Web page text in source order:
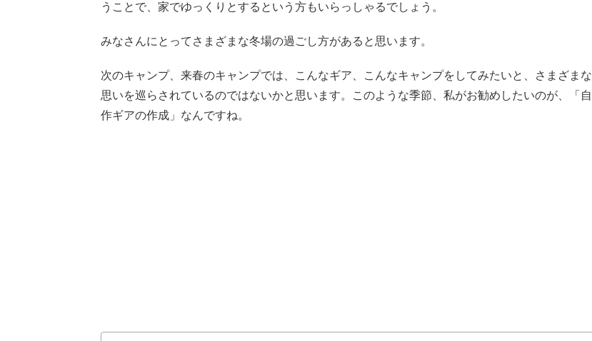
うことで、家でゆっくりとするという方もいらっしゃるでしょう。
みなさんにとってさまざまな冬場の過ごし方があると思います。
次のキャンプ、来春のキャンプでは、こんなギア、こんなキャンプをしてみたいと、さまざまな
思いを巡らされているのではないかと思います。このような季節、私がお勧めしたいのが、「自
作ギアの作成」なんですね。